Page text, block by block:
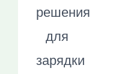
решения
для
зарядки